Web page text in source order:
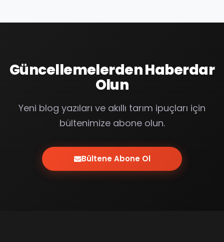
Güncellemelerden Haberdar
Olun
Yeni blog yazıları ve akıllı tarım ipuçları için
bültenimize abone olun.
Bültene Abone Ol